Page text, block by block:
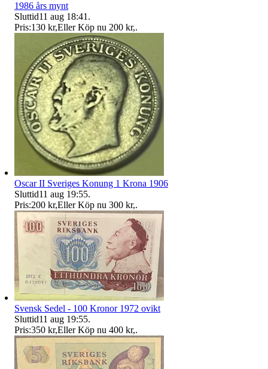
1986 års mynt
Sluttid11 aug 18:41 .
Pris:130 kr,Eller Köp nu 200 kr,.
Oscar II Sveriges Konung 1 Krona 1906
Sluttid11 aug 19:55.
Pris:200 kr,Eller Köp nu 300 kr,.
Svensk Sedel - 100 Kronor 1972 ovikt
Sluttid11 aug 19:55.
Pris:350 kr,Eller Köp nu 400 kr,.